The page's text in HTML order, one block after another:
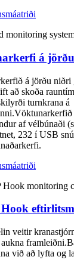
smáatriði
á
á jörðu niðri
að skoða
turnkrana á
af vélbúnaði
232 í USB
smáatriði
Hook
veitir
við að lyfta og